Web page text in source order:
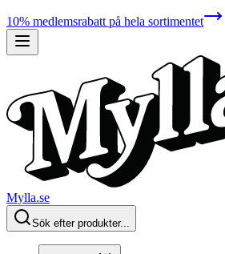
10% medlemsrabatt på hela sortimentet
Mylla.se
Sök efter produkter...